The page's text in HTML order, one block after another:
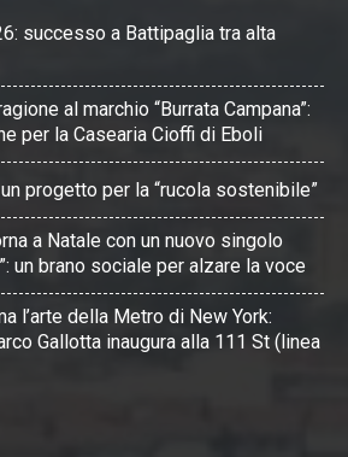
successo a Battipaglia tra alta
al marchio “Burrata Campana”:
per la Casearia Cioffi di Eboli
progetto per la “rucola sostenibile”
a Natale con un nuovo singolo
un brano sociale per alzare la voce
l’arte della Metro di New York:
Gallotta inaugura alla 111 St (linea